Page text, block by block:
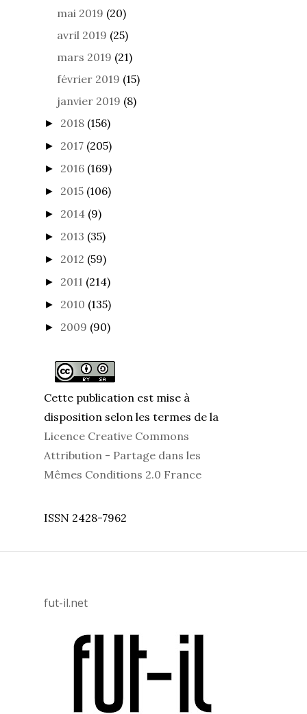
mai 2019 (20)
avril 2019 (25)
mars 2019 (21)
février 2019 (15)
janvier 2019 (8)
► 2018 (156)
► 2017 (205)
► 2016 (169)
► 2015 (106)
► 2014 (9)
► 2013 (35)
► 2012 (59)
► 2011 (214)
► 2010 (135)
► 2009 (90)
Cette publication est mise à
disposition selon les termes de la
Licence Creative Commons
Attribution - Partage dans les
Mêmes Conditions 2.0 France
ISSN 2428-7962
fut-il.net